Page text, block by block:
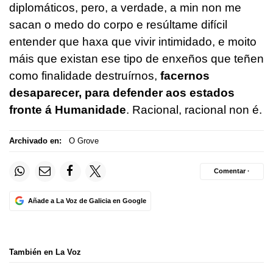
diplomáticos, pero, a verdade, a min non me
sacan o medo do corpo e resúltame difícil
entender que haxa que vivir intimidado, e moito
máis que existan ese tipo de enxeños que teñen
como finalidade destruírnos, facernos
desaparecer, para defender aos estados
fronte á Humanidade. Racional, racional non é.
Archivado en: O Grove
Añade a La Voz de Galicia en Google
Comentar ·
También en La Voz